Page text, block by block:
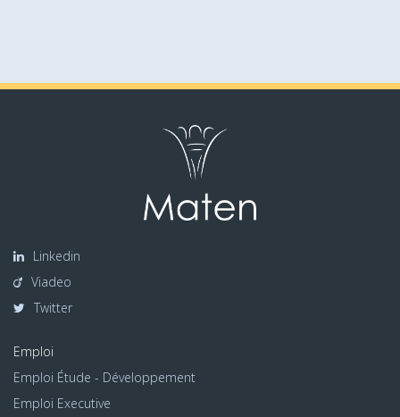
Linkedin
Viadeo
Twitter
Emploi
Emploi Étude - Développement
Emploi Executive